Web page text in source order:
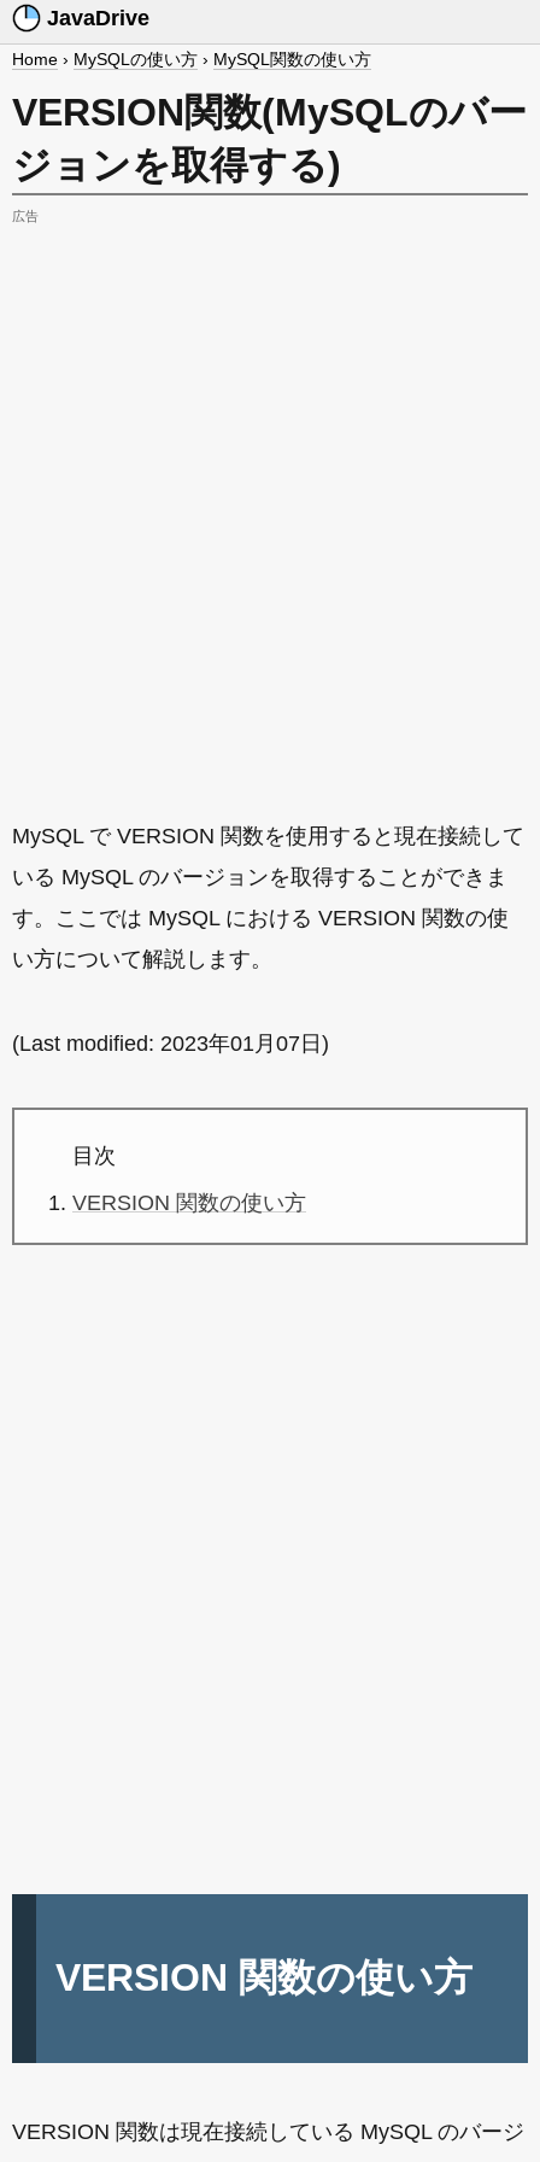
JavaDrive
Home › MySQLの使い方 › MySQL関数の使い方
VERSION関数(MySQLのバー
ジョンを取得する)
広告
MySQL で VERSION 関数を使用すると現在接続して
いる MySQL のバージョンを取得することができま
す。ここでは MySQL における VERSION 関数の使
い方について解説します。
(Last modified: 2023年01月07日 )
目次
VERSION 関数の使い方
VERSION 関数の使い方
VERSION 関数は現在接続している MySQL のバージ